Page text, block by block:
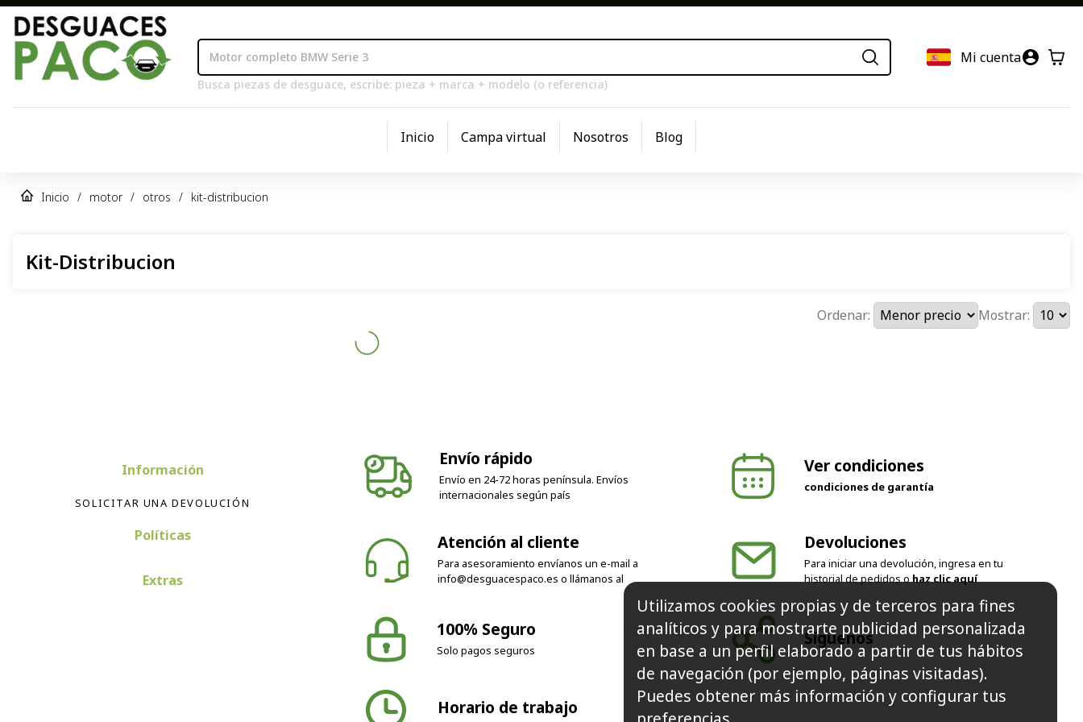
Busca piezas de desguace, escribe: pieza + marca + modelo (o referencia)
Mi cuenta
Inicio Campa virtual Nosotros Blog
Inicio / motor / otros / kit-distribucion
Kit-Distribucion
Ordenar: Mostrar:
SOLICITAR UNA DEVOLUCIÓN
Políticas
Envío en 24-72 horas península. Envíos
internacionales según país
condiciones de garantía
Para asesoramiento envíanos un e-mail a
info@desguacespaco.es o llámanos al
Para iniciar una devolución, ingresa en tu
historial de pedidos o
Solo pagos seguros
Síguenos
Utilizamos cookies propias y de terceros para fines
analíticos y para mostrarte publicidad personalizada
en base a un perfil elaborado a partir de tus hábitos
de navegación (por ejemplo, páginas visitadas).
Puedes obtener más información y configurar tus